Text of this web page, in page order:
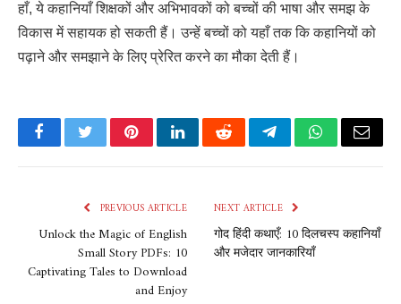
हाँ, ये कहानियाँ शिक्षकों और अभिभावकों को बच्चों की भाषा और समझ के
विकास में सहायक हो सकती हैं। उन्हें बच्चों को यहाँ तक कि कहानियों को
पढ़ाने और समझाने के लिए प्रेरित करने का मौका देती हैं।
FacebookTwitterPinterestLinkedInRedditTelegramWhatsApp
Email
PREVIOUS ARTICLE
Unlock the Magic of English
Small Story PDFs: 10
Captivating Tales to Download
and Enjoy
NEXT ARTICLE
गोद हिंदी कथाएँ: 10 दिलचस्प कहानियाँ
और मजेदार जानकारियाँ